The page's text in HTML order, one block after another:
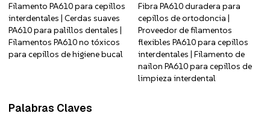
Filamento PA610 para cepillos
interdentales | Cerdas suaves
PA610 para palillos dentales |
Filamentos PA610 no tóxicos
para cepillos de higiene bucal
Fibra PA610 duradera para
cepillos de ortodoncia |
Proveedor de filamentos
flexibles PA610 para cepillos
interdentales | Filamento de
nailon PA610 para cepillos de
limpieza interdental
Palabras Claves